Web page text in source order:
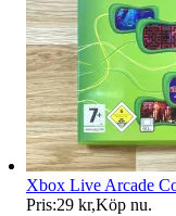
Xbox Live Arcade
Pris:29 kr,Köp nu.